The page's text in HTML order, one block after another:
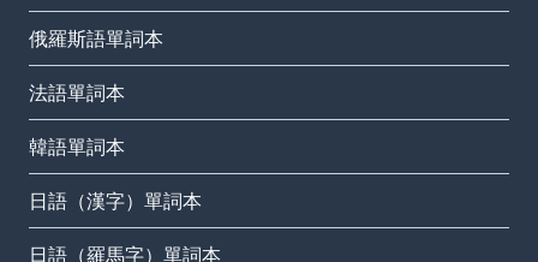
俄羅斯語單詞本
法語單詞本
韓語單詞本
日語（漢字）單詞本
日語（羅馬字）單詞本